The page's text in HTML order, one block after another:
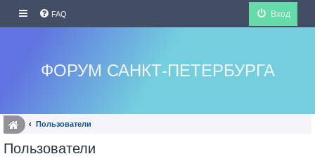
FAQ Вход
ФОРУМ САНКТ-ПЕТЕРБУРГА
Пользователи
Пользователи